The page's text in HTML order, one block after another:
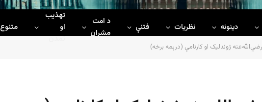
دینونه نظریات فتنې
د امت
مشران
تهذیب
او
تمدن
متنوع
ژوندلیک او کارنامې (درېمه برخه)